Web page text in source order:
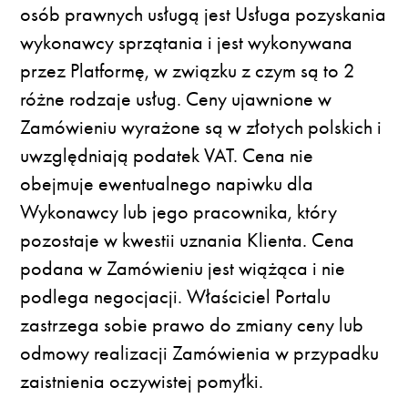
osób prawnych usługą jest Usługa pozyskania
wykonawcy sprzątania i jest wykonywana
przez Platformę, w związku z czym są to 2
różne rodzaje usług. Ceny ujawnione w
Zamówieniu wyrażone są w złotych polskich i
uwzględniają podatek VAT. Cena nie
obejmuje ewentualnego napiwku dla
Wykonawcy lub jego pracownika, który
pozostaje w kwestii uznania Klienta. Cena
podana w Zamówieniu jest wiążąca i nie
podlega negocjacji. Właściciel Portalu
zastrzega sobie prawo do zmiany ceny lub
odmowy realizacji Zamówienia w przypadku
zaistnienia oczywistej pomyłki.